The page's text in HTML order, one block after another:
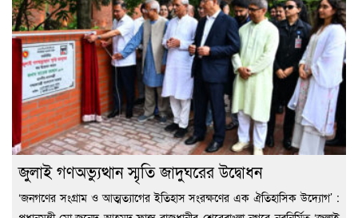
জুলাই গণঅভ্যুত্থান স্মৃতি জাদুঘরের উদ্বোধন
‘জনগণের সংগ্রাম ও আত্মত্যাগের ইতিহাস সংরক্ষণের এক ঐতিহাসিক উদ্যোগ’ :